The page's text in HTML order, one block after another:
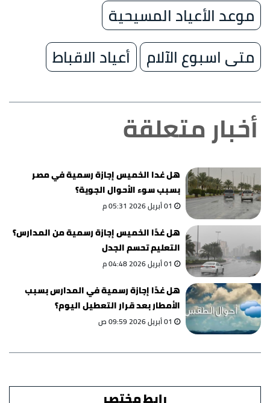
موعد الأعياد المسيحية
متى اسبوع الآلام
أعياد الاقباط
أخبار متعلقة
هل غدا الخميس إجازة رسمية في مصر
بسبب سوء الأحوال الجوية؟
01 أبريل 2026 05:31 م
هل غدًا الخميس إجازة رسمية من المدارس؟
التعليم تحسم الجدل
01 أبريل 2026 04:48 م
هل غدًا إجازة رسمية في المدارس بسبب
الأمطار بعد قرار التعطيل اليوم؟
01 أبريل 2026 09:59 ص